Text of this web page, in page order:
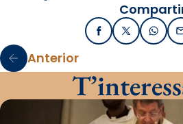
FacebookX / Twitter
Anterior